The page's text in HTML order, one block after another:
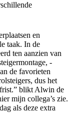
en
taak. In de
ten aanzien van
-
de favorieten
dus het
blikt Alwin de
mijn collega’s zie.
als deze extra